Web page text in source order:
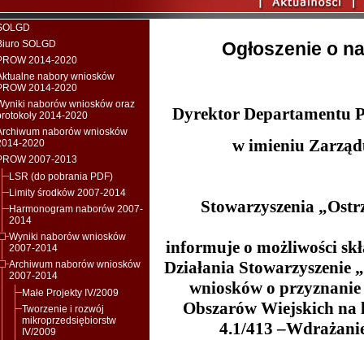
SOLGD
2014-2020
nabory wniosków
2014-2020
naborów wniosków oraz
2014-2020
naborów wniosków
2020
2007-2013
LSR (do pobrania PDF)
Limity środków 2007-2014
Harmonogram naborów 2007-
2014
Wyniki naborów wniosków
2007-2014
Archiwum naborów wniosków
2007-2014
Małe Projekty IV/2009
Tworzenie i rozwój
mikroprzedsiębiorstw
IV/2009
Ogłoszenie o
Dyrektor Departamentu
w imieniu
Stowarzyszenia
informuje o możliwości
Działania Stowarzyszenie
wniosków o
Obszarów Wiejskich na
4.1/413